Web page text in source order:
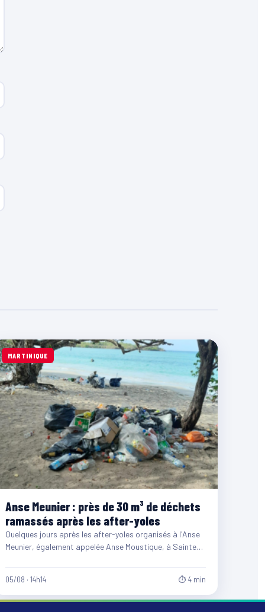
MARTINIQUE
Anse Meunier : près de 30 m³ de déchets
ramassés après les after-yoles
Quelques jours après les after-yoles organisés à l'Anse
Meunier, également appelée Anse Moustique, à Sainte-
05/08 · 14h14 ⏱ 4 min